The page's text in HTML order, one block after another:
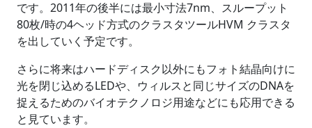
です。2011年の後半には最小寸法7nm、スループット
80枚/時の4ヘッド方式のクラスタツールHVM クラスタ
を出していく予定です。
さらに将来はハードディスク以外にもフォト結晶向けに
光を閉じ込めるLEDや、ウィルスと同じサイズのDNAを
捉えるためのバイオテクノロジ用途などにも応用できる
と見ています。